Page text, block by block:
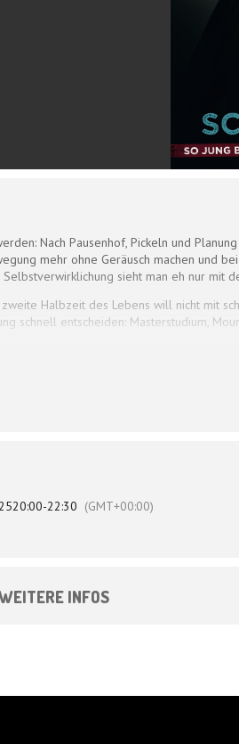
Nach Pausenhof, Pickeln und
mehr ohne Geräusch machen und
sieht man eh nur mit
zweite Halbzeit des Lebens will nicht mit
schnell entscheiden: Masterstudium,
und Albernheit und verkündet: Es ist
20:00-22:30 (GMT+00:00)
INFOS